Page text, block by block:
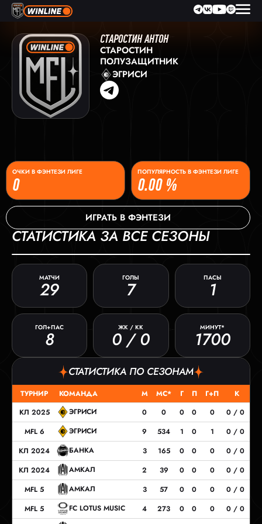
СТАРОСТИН АНТОН
СТАРОСТИН
ПОЛУЗАЩИТНИК
ЭГРИСИ
0
ОЧКИ В ФЭНТЕЗИ ЛИГЕ
0.00 %
ПОПУЛЯРНОСТЬ В ФЭНТЕЗИ ЛИГЕ
ИГРАТЬ В ФЭНТЕЗИ
СТАТИСТИКА ЗА ВСЕ СЕЗОНЫ
МАТЧИ
29
ГОЛЫ
7
ПАСЫ
1
ГОЛ+ПАС
8
ЖК / КК
0 / 0
МИНУТ*
1700
СТАТИСТИКА ПО СЕЗОНАМ
ТУРНИР КОМАНДА М МС* Г П Г+П
К
КЛ 2025
ЭГРИСИ 0 0 0 0 0
0 / 0
MFL 6
ЭГРИСИ 9 534 1 0 1
0 / 0
КЛ 2024
БАНКА 3 165 0 0 0
0 / 0
КЛ 2024
АМКАЛ 2 39 0 0 0
0 / 0
MFL 5
АМКАЛ 3 57 0 0 0
0 / 0
MFL 5
FC LOTUS MUSIC 4 273 0 0 0
0 / 0